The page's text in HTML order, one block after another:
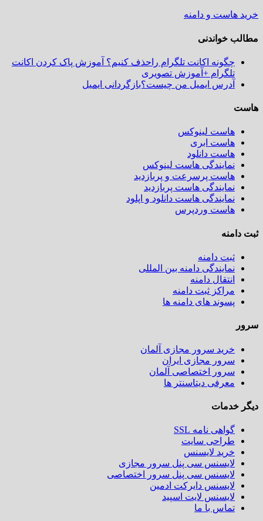
خرید هاست و دامنه
مطالب خواندنی
چگونه اکانت تلگرام راحذف کنیم؟ آموزش پاک کردن اکانت
تلگرام +آموزش تصویری
آدرس ایمیل من چیست؟بازگردانی ایمیل
هاست
هاست لینوکس
هاست ابری
هاست دانلود
نمایندگی هاست لینوکس
هاست پرسرعت و پربازدید
نمایندگی هاست پربازدید
نمایندگی هاست دانلود و اپلود
هاست وردپرس
ثبت دامنه
ثبت دامنه
نمایندگی دامنه بین المللی
انتقال دامنه
مراکز ثبت دامنه
پسوند های دامنه ها
سرور
خرید سرور مجازی آلمان
سرور مجازی ایران
سرور اختصاصی آلمان
معرفی دیتاسنتر ها
دیگر خدمات
گواهی نامه SSL
طراحی سایت
خرید لایسنس
لایسنس سی پنل سرور مجازی
لایسنس سی پنل سرور اختصاصی
لایسنس دایرکت ادمین
لایسنس لایت اسپید
تماس با ما